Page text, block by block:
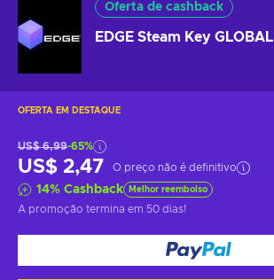
Oferta de cashback
EDGE Steam Key GLOBAL
OFERTA EM DESTAQUE
US$ 6,99-65%
US$ 2,47 O preço não é definitivo
14% Cashback Melhor reembolso
A promoção termina em 50 dias!